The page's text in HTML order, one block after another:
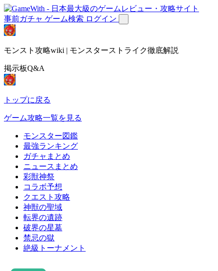
事前ガチャ ゲーム検索 ログイン
モンスト攻略wiki | モンスターストライク徹底解説
掲示板Q&A
トップに戻る
ゲーム攻略一覧を見る
モンスター図鑑
最強ランキング
ガチャまとめ
ニュースまとめ
彩獣神祭
コラボ予想
クエスト攻略
神獣の聖域
転界の遺跡
破界の星墓
禁忌の獄
絶級トーナメント